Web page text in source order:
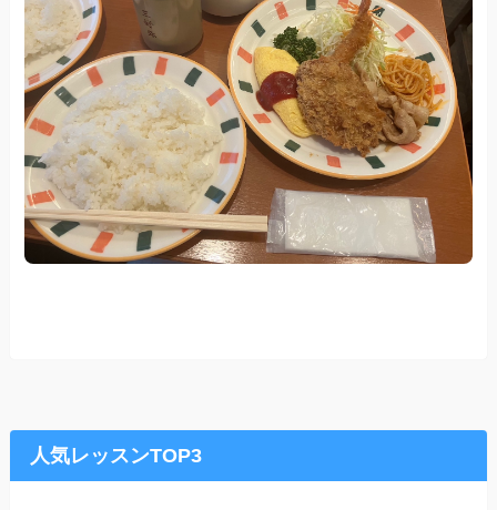
人気レッスンTOP3